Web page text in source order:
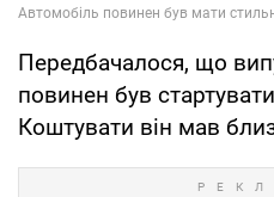
Передбачалося, що
повинен був стартувати
Коштувати він мав